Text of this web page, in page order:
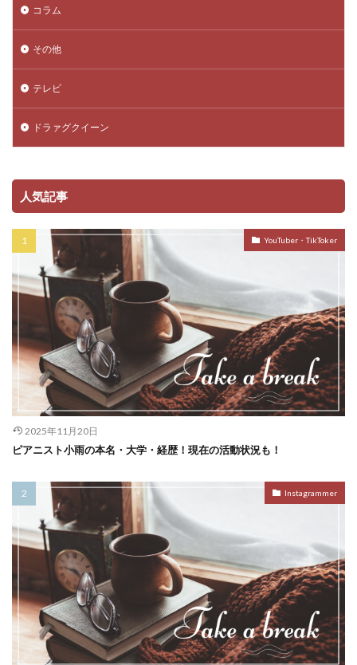
コラム
その他
テレビ
ドラァグクイーン
人気記事
YouTuber・TikToker
2025年11月20日
ピアニスト小雨の本名・大学・経歴！現在の活動状況も！
Instagrammer